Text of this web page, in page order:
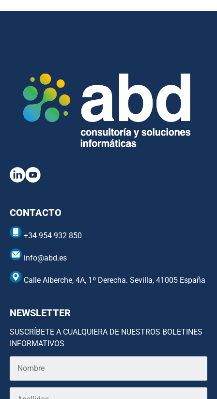
CONTACTO
+34 954 932 850
info@abd.es
Calle Alberche, 4A, 1º Derecha. Sevilla, 41005 España
NEWSLETTER
SUSCRÍBETE A CUALQUIERA DE NUESTROS BOLETINES
INFORMATIVOS